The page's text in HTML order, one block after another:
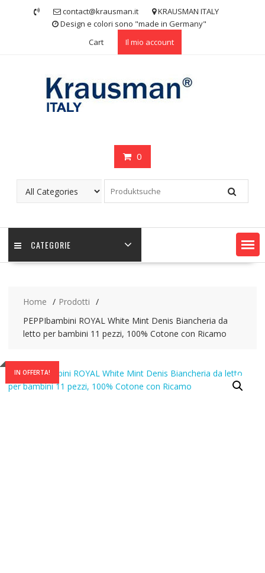
contact@krausman.it
KRAUSMAN ITALY
Design e colori sono "made in Germany"
Cart
Il mio account
0
CATEGORIE
Home
Prodotti
PEPPIbambini ROYAL White Mint Denis Biancheria da
letto per bambini 11 pezzi, 100% Cotone con Ricamo
IN OFFERTA!